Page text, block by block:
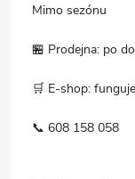
Mimo sezónu
🏪 Prodejna: po
🛒 E-shop:
📞 608 158 058